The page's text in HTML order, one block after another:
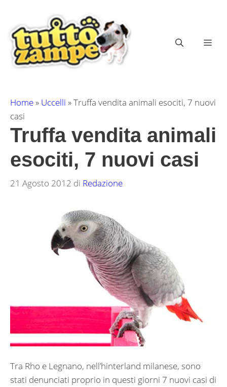
contenuto
Home» Uccelli »Truffa vendita animali esociti, 7 nuovi
casi
Truffa vendita animali
esociti, 7 nuovi casi
21 Agosto 2012 di Redazione
Tra Rho e Legnano, nell’hinterland milanese, sono
stati denunciati proprio in questi giorni 7 nuovi casi di